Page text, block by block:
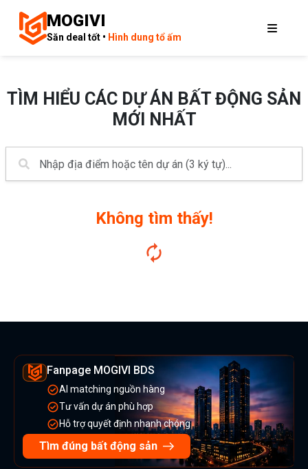
MOGIVI
Săn deal tốt • Hình dung tổ ấm
TÌM HIỂU CÁC DỰ ÁN BẤT ĐỘNG SẢN
MỚI NHẤT
Không tìm thấy!
Fanpage MOGIVI BDS
AI matching nguồn hàng
Tư vấn dự án phù hợp
Hỗ trợ quyết định nhanh chóng
Tìm đúng bất động sản